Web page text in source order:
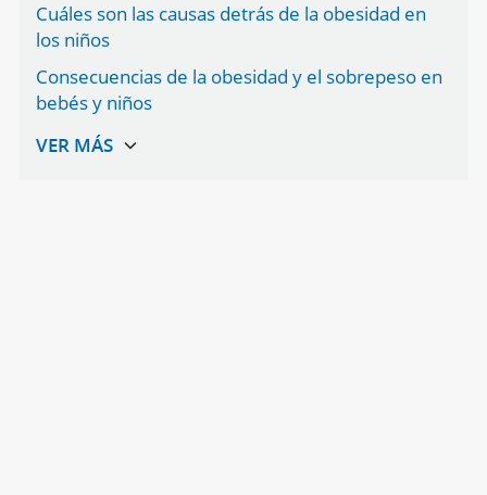
Cuáles son las causas detrás de la obesidad en
los niños
Consecuencias de la obesidad y el sobrepeso en
bebés y niños